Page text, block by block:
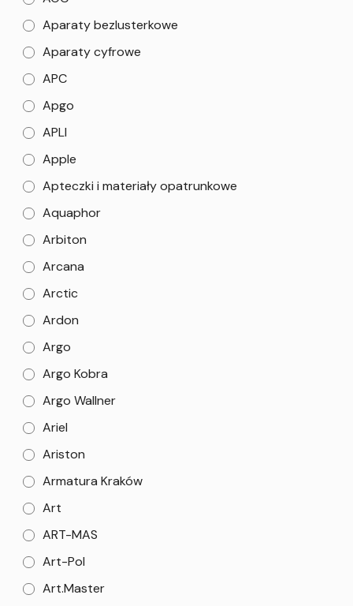
Aparaty bezlusterkowe
Aparaty cyfrowe
APC
Apgo
APLI
Apple
Apteczki i materiały opatrunkowe
Aquaphor
Arbiton
Arcana
Arctic
Ardon
Argo
Argo Kobra
Argo Wallner
Ariel
Ariston
Armatura Kraków
Art
ART-MAS
Art-Pol
Art.Master